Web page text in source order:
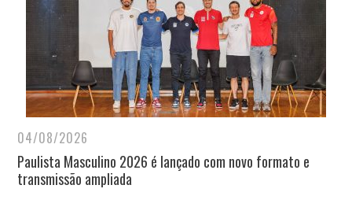
04/08/2026
Paulista Masculino 2026 é lançado com novo formato e
transmissão ampliada